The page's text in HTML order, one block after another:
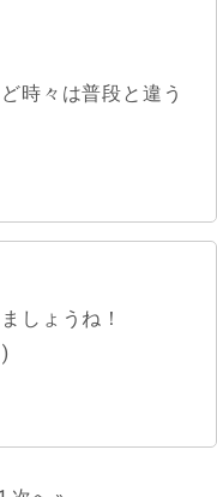
時々は普段と違う
しょうね！